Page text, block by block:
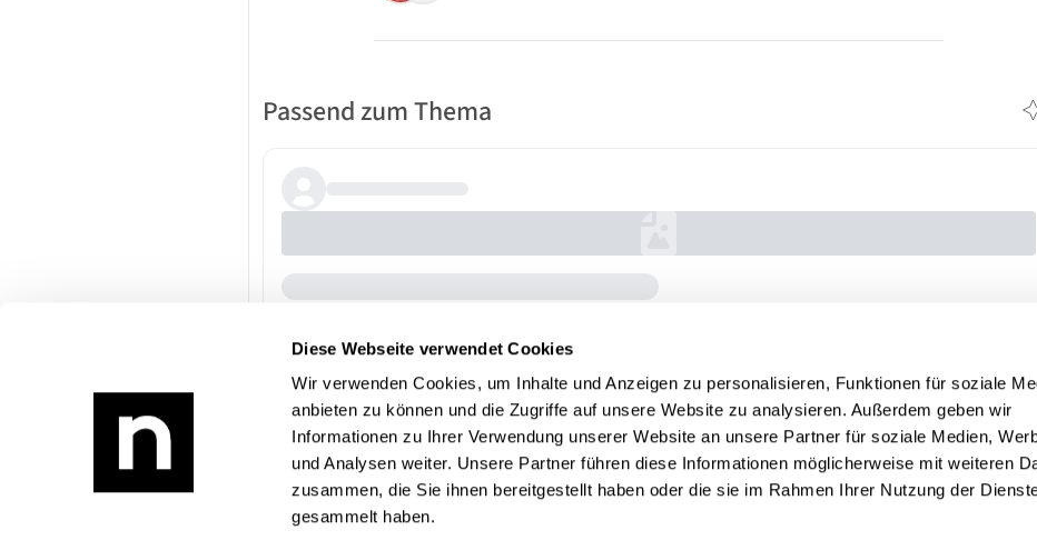
Diese Webseite verwendet Cookies
Wir verwenden Cookies, um Inhalte und Anzeigen zu personalisieren, Funktionen für soziale
anbieten zu können und die Zugriffe auf unsere Website zu analysieren. Außerdem geben wir
Informationen zu Ihrer Verwendung unserer Website an unsere Partner für soziale Medien,
und Analysen weiter. Unsere Partner führen diese Informationen möglicherweise mit weiteren
zusammen, die Sie ihnen bereitgestellt haben oder die sie im Rahmen Ihrer Nutzung der
gesammelt haben.
Passend zum Thema